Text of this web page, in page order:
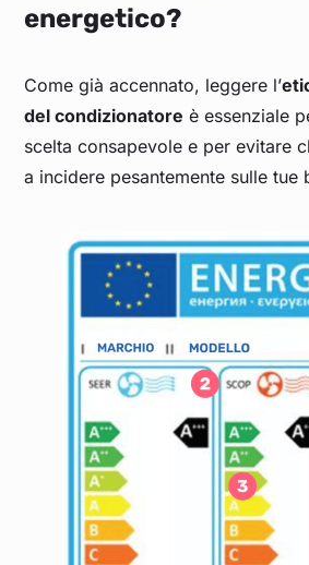
energetico?
Come già accennato, leggere l’
del condizionatore è essenziale
scelta consapevole e per evitare
a incidere pesantemente sulle tue